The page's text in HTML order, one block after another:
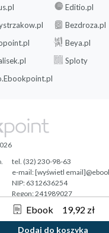
Ebook 19,92 zł
Dodaj do koszyka
Editio.pl
Bezdroza.pl
Beya.pl
Sploty
Tonik.pl
tel. (32) 230-98-63
e-mail:[wyświetl
NIP: 6312636254
Regon: 241989027